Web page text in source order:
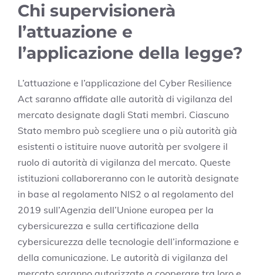
Chi supervisionerà
l’attuazione e
l’applicazione della legge?
L’attuazione e l’applicazione del Cyber Resilience
Act saranno affidate alle autorità di vigilanza del
mercato designate dagli Stati membri. Ciascuno
Stato membro può scegliere una o più autorità già
esistenti o istituire nuove autorità per svolgere il
ruolo di autorità di vigilanza del mercato. Queste
istituzioni collaboreranno con le autorità designate
in base al regolamento NIS2 o al regolamento del
2019 sull’Agenzia dell’Unione europea per la
cybersicurezza e sulla certificazione della
cybersicurezza delle tecnologie dell’informazione e
della comunicazione. Le autorità di vigilanza del